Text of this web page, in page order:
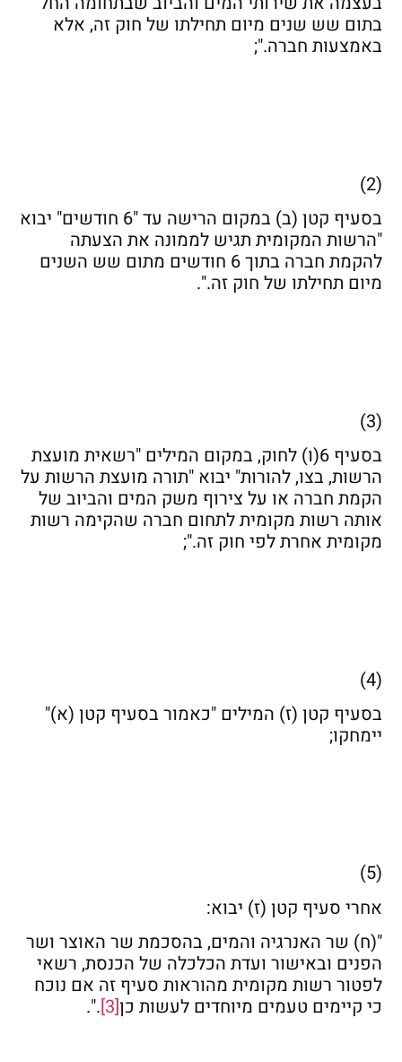
בתום שש שנים מיום תחילתו של חוק זה, אלא
באמצעות חברה.";
(2)
בסעיף קטן (ב) במקום הרישה עד "6 חודשים" יבוא
"הרשות המקומית תגיש לממונה את הצעתה
להקמת חברה בתוך 6 חודשים מתום שש השנים
מיום תחילתו של חוק זה.".
(3)
בסעיף 6(ו) לחוק, במקום המילים "רשאית מועצת
הרשות, בצו, להורות" יבוא "תורה מועצת הרשות על
הקמת חברה או על צירוף משק המים והביוב של
אותה רשות מקומית לתחום חברה שהקימה רשות
מקומית אחרת לפי חוק זה.";
(4)
בסעיף קטן (ז) המילים "כאמור בסעיף קטן (א)"
יימחקו;
(5)
אחרי סעיף קטן (ז) יבוא:
"(ח) שר האנרגיה והמים, בהסכמת שר האוצר ושר
הפנים ובאישור ועדת הכלכלה של הכנסת, רשאי
לפטור רשות מקומית מהוראות סעיף זה אם נוכח
כי קיימים טעמים מיוחדים לעשות כן[3]
.".